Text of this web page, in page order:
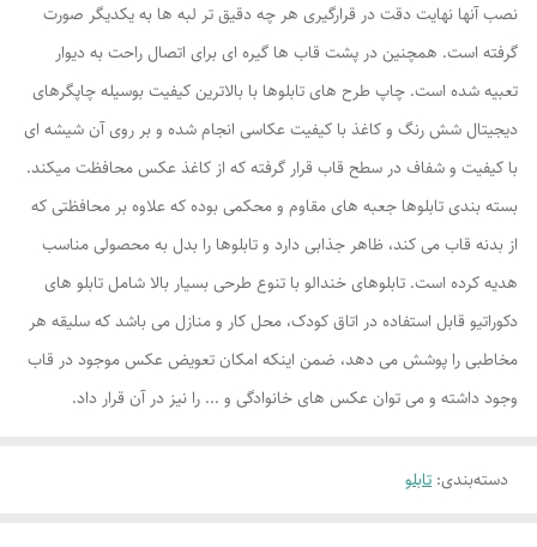
نصب آنها نهایت دقت در قرارگیری هر چه دقیق تر لبه ها به یکدیگر صورت
گرفته است. همچنین در پشت قاب ها گیره ای برای اتصال راحت به دیوار
تعبیه شده است. چاپ طرح های تابلوها با بالاترین کیفیت بوسیله چاپگرهای
دیجیتال شش رنگ و کاغذ با کیفیت عکاسی انجام شده و بر روی آن شیشه ای
با کیفیت و شفاف در سطح قاب قرار گرفته که از کاغذ عکس محافظت میکند.
بسته بندی تابلوها جعبه های مقاوم و محکمی بوده که علاوه بر محافظتی که
از بدنه قاب می کند، ظاهر جذابی دارد و تابلوها را بدل به محصولی مناسب
هدیه کرده است. تابلوهای خندالو با تنوع طرحی بسیار بالا شامل تابلو های
دکوراتیو قابل استفاده در اتاق کودک، محل کار و منازل می باشد که سلیقه هر
مخاطبی را پوشش می دهد، ضمن اینکه امکان تعویض عکس موجود در قاب
وجود داشته و می توان عکس های خانوادگی و ... را نیز در آن قرار داد.
دسته‌بندی: تابلو